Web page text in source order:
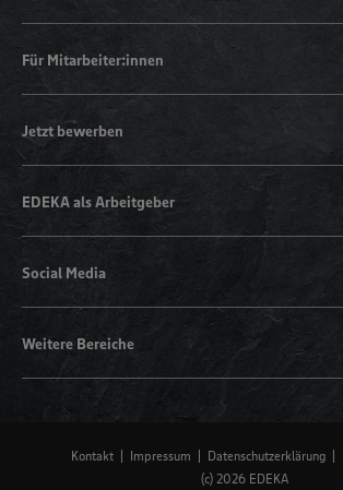
Für Mitarbeiter:innen
Jetzt bewerben
EDEKA als Arbeitgeber
Social Media
Weitere Bereiche
Kontakt Impressum Datenschutzerklärung
(c) 2026 EDEKA